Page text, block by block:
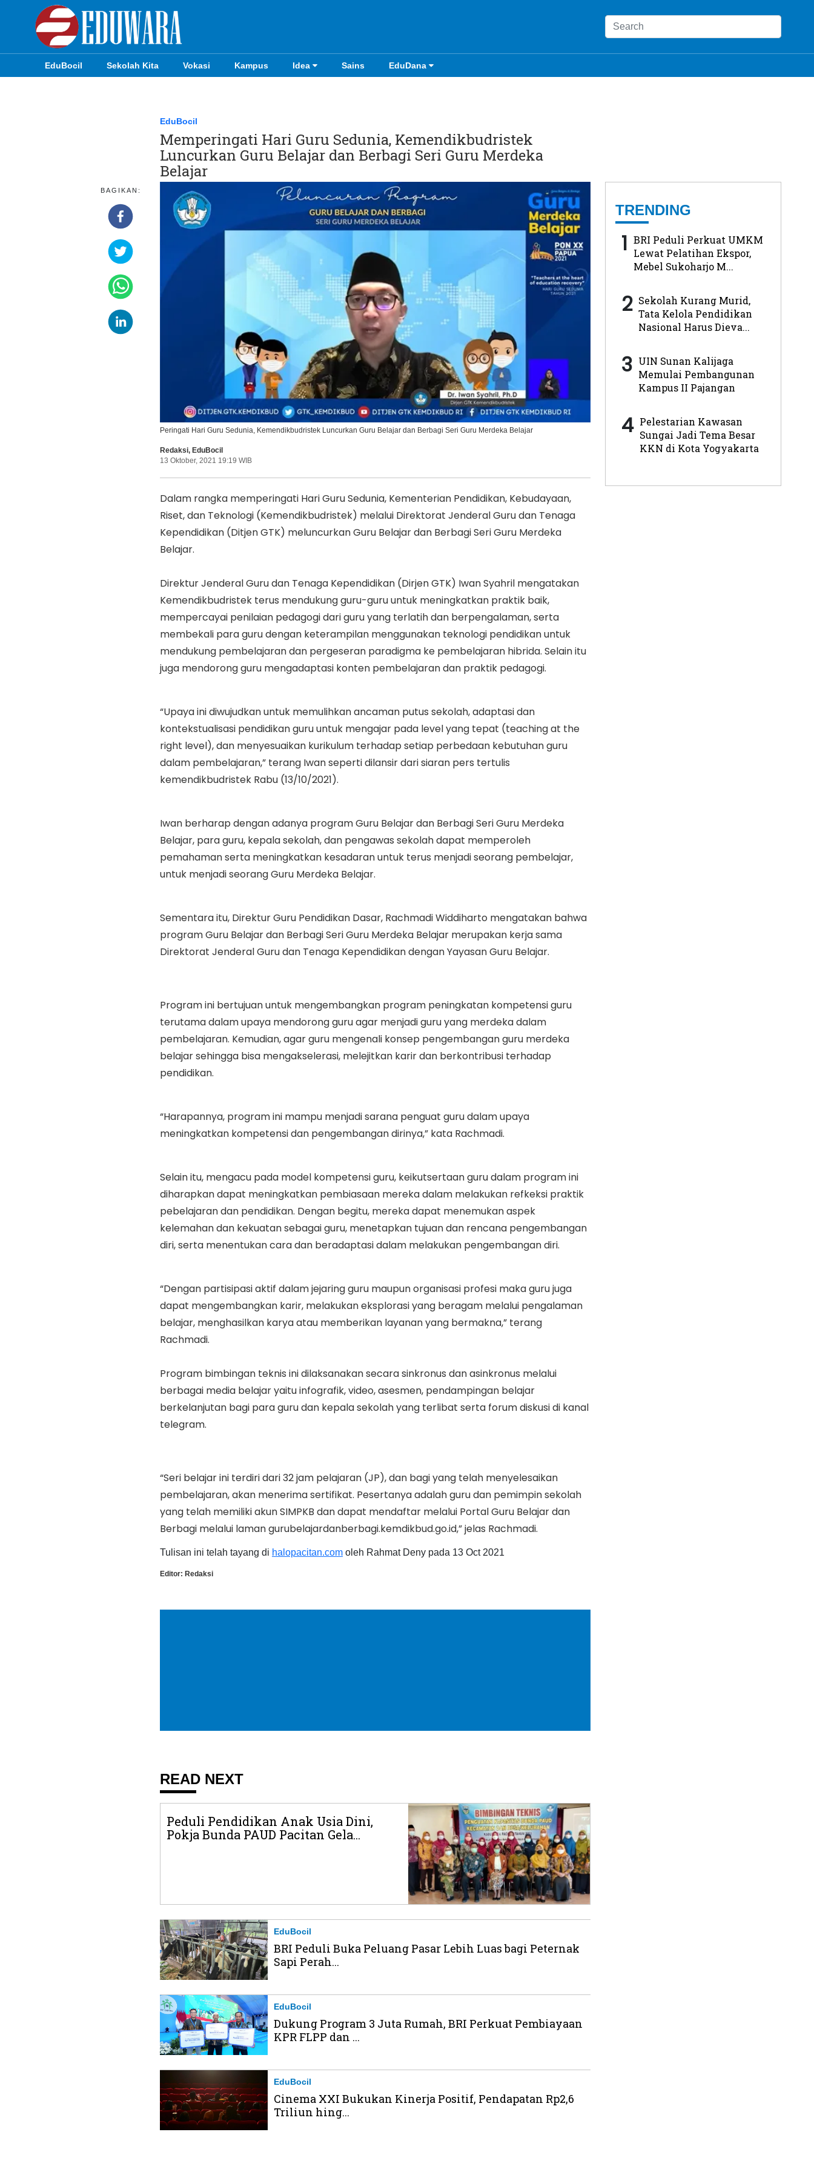
EduBocil Sekolah Kita Vokasi Kampus Idea Sains EduDana
Ikuti Kami di:
EduBocil
Memperingati Hari Guru Sedunia, Kemendikbudristek
Luncurkan Guru Belajar dan Berbagi Seri Guru Merdeka
Belajar
BAGIKAN:
Peringati Hari Guru Sedunia, Kemendikbudristek Luncurkan Guru Belajar dan Berbagi Seri Guru Merdeka Belajar
Redaksi, EduBocil
13 Oktober, 2021 19:19 WIB
Dalam rangka memperingati Hari Guru Sedunia, Kementerian Pendidikan, Kebudayaan,
Riset, dan Teknologi (Kemendikbudristek) melalui Direktorat Jenderal Guru dan Tenaga
Kependidikan (Ditjen GTK) meluncurkan Guru Belajar dan Berbagi Seri Guru Merdeka
Belajar.
Direktur Jenderal Guru dan Tenaga Kependidikan (Dirjen GTK) Iwan Syahril mengatakan
Kemendikbudristek terus mendukung guru-guru untuk meningkatkan praktik baik,
mempercayai penilaian pedagogi dari guru yang terlatih dan berpengalaman, serta
membekali para guru dengan keterampilan menggunakan teknologi pendidikan untuk
mendukung pembelajaran dan pergeseran paradigma ke pembelajaran hibrida. Selain itu
juga mendorong guru mengadaptasi konten pembelajaran dan praktik pedagogi.
“Upaya ini diwujudkan untuk memulihkan ancaman putus sekolah, adaptasi dan
kontekstualisasi pendidikan guru untuk mengajar pada level yang tepat (teaching at the
right level), dan menyesuaikan kurikulum terhadap setiap perbedaan kebutuhan guru
dalam pembelajaran,” terang Iwan seperti dilansir dari siaran pers tertulis
kemendikbudristek Rabu (13/10/2021).
Iwan berharap dengan adanya program Guru Belajar dan Berbagi Seri Guru Merdeka
Belajar, para guru, kepala sekolah, dan pengawas sekolah dapat memperoleh
pemahaman serta meningkatkan kesadaran untuk terus menjadi seorang pembelajar,
untuk menjadi seorang Guru Merdeka Belajar.
Sementara itu, Direktur Guru Pendidikan Dasar, Rachmadi Widdiharto mengatakan bahwa
program Guru Belajar dan Berbagi Seri Guru Merdeka Belajar merupakan kerja sama
Direktorat Jenderal Guru dan Tenaga Kependidikan dengan Yayasan Guru Belajar.
Program ini bertujuan untuk mengembangkan program peningkatan kompetensi guru
terutama dalam upaya mendorong guru agar menjadi guru yang merdeka dalam
pembelajaran. Kemudian, agar guru mengenali konsep pengembangan guru merdeka
belajar sehingga bisa mengakselerasi, melejitkan karir dan berkontribusi terhadap
pendidikan.
“Harapannya, program ini mampu menjadi sarana penguat guru dalam upaya
meningkatkan kompetensi dan pengembangan dirinya,” kata Rachmadi.
Selain itu, mengacu pada model kompetensi guru, keikutsertaan guru dalam program ini
diharapkan dapat meningkatkan pembiasaan mereka dalam melakukan refkeksi praktik
pebelajaran dan pendidikan. Dengan begitu, mereka dapat menemukan aspek
kelemahan dan kekuatan sebagai guru, menetapkan tujuan dan rencana pengembangan
diri, serta menentukan cara dan beradaptasi dalam melakukan pengembangan diri.
“Dengan partisipasi aktif dalam jejaring guru maupun organisasi profesi maka guru juga
dapat mengembangkan karir, melakukan eksplorasi yang beragam melalui pengalaman
belajar, menghasilkan karya atau memberikan layanan yang bermakna,” terang
Rachmadi.
Program bimbingan teknis ini dilaksanakan secara sinkronus dan asinkronus melalui
berbagai media belajar yaitu infografik, video, asesmen, pendampingan belajar
berkelanjutan bagi para guru dan kepala sekolah yang terlibat serta forum diskusi di kanal
telegram.
“Seri belajar ini terdiri dari 32 jam pelajaran (JP), dan bagi yang telah menyelesaikan
pembelajaran, akan menerima sertifikat. Pesertanya adalah guru dan pemimpin sekolah
yang telah memiliki akun SIMPKB dan dapat mendaftar melalui Portal Guru Belajar dan
Berbagi melalui laman gurubelajardanberbagi.kemdikbud.go.id,” jelas Rachmadi.
Tulisan ini telah tayang di halopacitan.comoleh Rahmat Deny pada 13 Oct 2021
Editor: Redaksi
READ NEXT
Peduli Pendidikan Anak Usia Dini,
Pokja Bunda PAUD Pacitan Gela...
EduBocil
BRI Peduli Buka Peluang Pasar Lebih Luas bagi Peternak
Sapi Perah...
EduBocil
Dukung Program 3 Juta Rumah, BRI Perkuat Pembiayaan
KPR FLPP dan ...
EduBocil
Cinema XXI Bukukan Kinerja Positif, Pendapatan Rp2,6
Triliun hing...
TRENDING
1 BRI Peduli Perkuat UMKM
Lewat Pelatihan Ekspor,
Mebel Sukoharjo M...
2 Sekolah Kurang Murid,
Tata Kelola Pendidikan
Nasional Harus Dieva...
3 UIN Sunan Kalijaga
Memulai Pembangunan
Kampus II Pajangan
4 Pelestarian Kawasan
Sungai Jadi Tema Besar
KKN di Kota Yogyakarta